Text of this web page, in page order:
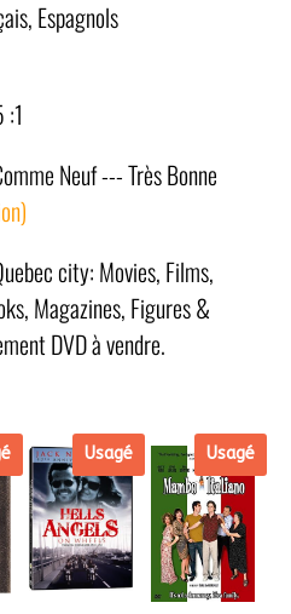
Espagnols
Neuf --- Très Bonne
city: Movies, Films,
Magazines, Figures &
DVD à vendre.
Usagé Usagé